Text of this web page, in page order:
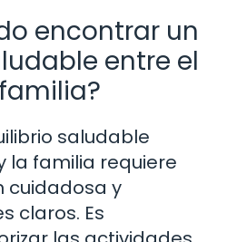
encontrar un
entre el
saludable
la familia requiere
cuidadosa y
claros. Es